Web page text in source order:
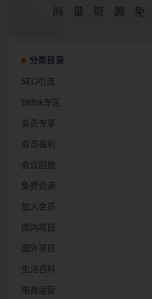
分类目录
SEO引流
tiktok专区
会员专享
会员福利
会议回放
免费资源
加入会员
国内项目
国外项目
生活百科
电商运营